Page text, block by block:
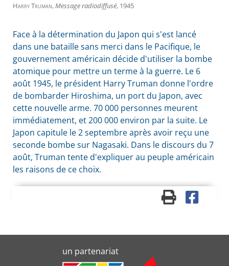
Harry Truman,Message radiodiffusé, 1945
Face à la détermination du Japon qui s'est lancé
dans une bataille sans merci dans le Pacifique, le
gouvernement américain décide d'utiliser la bombe
atomique pour mettre un terme à la guerre. Le 6
août 1945, le président Harry Truman donne l'ordre
de bombarder Hiroshima, un port du Japon, avec
cette nouvelle arme. 70 000 personnes meurent
immédiatement, et 200 000 environ par la suite. Le
Japon capitule le 2 septembre après avoir reçu une
seconde bombe sur Nagasaki. Dans le discours du 7
août, Truman tente d'expliquer au peuple américain
les raisons de ce choix.
un partenariat